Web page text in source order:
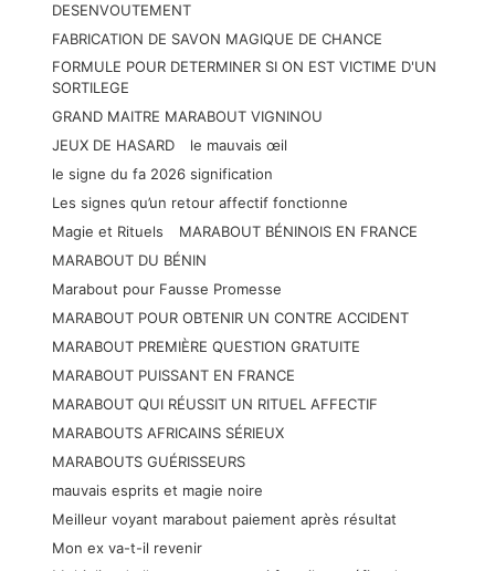
DESENVOUTEMENT
FABRICATION DE SAVON MAGIQUE DE CHANCE
FORMULE POUR DETERMINER SI ON EST VICTIME D'UN
SORTILEGE
GRAND MAITRE MARABOUT VIGNINOU
JEUX DE HASARD
le mauvais œil
le signe du fa 2026 signification
Les signes qu’un retour affectif fonctionne
Magie et Rituels
MARABOUT BÉNINOIS EN FRANCE
MARABOUT DU BÉNIN
Marabout pour Fausse Promesse
MARABOUT POUR OBTENIR UN CONTRE ACCIDENT
MARABOUT PREMIÈRE QUESTION GRATUITE
MARABOUT PUISSANT EN FRANCE
MARABOUT QUI RÉUSSIT UN RITUEL AFFECTIF
MARABOUTS AFRICAINS SÉRIEUX
MARABOUTS GUÉRISSEURS
mauvais esprits et magie noire
Meilleur voyant marabout paiement après résultat
Mon ex va-t-il revenir